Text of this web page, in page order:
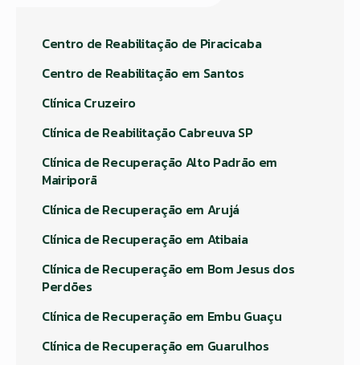
Centro de Reabilitação de Piracicaba
Centro de Reabilitação em Santos
Clínica Cruzeiro
Clínica de Reabilitação Cabreuva SP
Clínica de Recuperação Alto Padrão em
Mairiporã
Clínica de Recuperação em Arujá
Clínica de Recuperação em Atibaia
Clínica de Recuperação em Bom Jesus dos
Perdões
Clínica de Recuperação em Embu Guaçu
Clínica de Recuperação em Guarulhos